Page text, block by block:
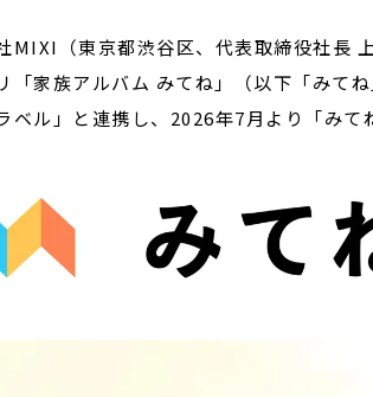
MIXI（東京都渋谷区、代表取締役社長
「家族アルバム みてね」（以下「みて
ベル」と連携し、2026年7月より「み